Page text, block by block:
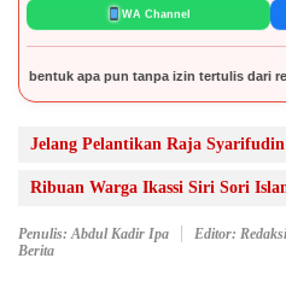
WA Channel
tanpa izin tertulis dari redaksi
Jelang Pelantikan Raja
Ribuan Warga Ikassi Siri Sori
Penulis: Abdul Kadir Ipa Editor:
Berita